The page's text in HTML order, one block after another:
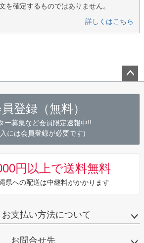
を確定するものではありません。
詳しくはこちら
登録（無料）
ー募集など会員限定速報中!!
には会員登録が必要です)
円以上で送料無料
県への配送は中継料がかかります
支払い方法について
お問合せ先